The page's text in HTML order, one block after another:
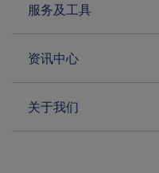
服务及工具
资讯中心
关于我们